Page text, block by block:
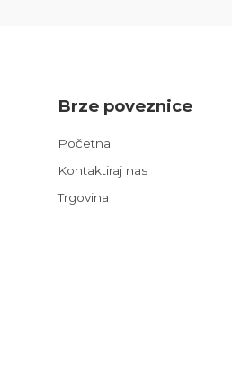
Brze poveznice
Početna
Kontaktiraj nas
Trgovina